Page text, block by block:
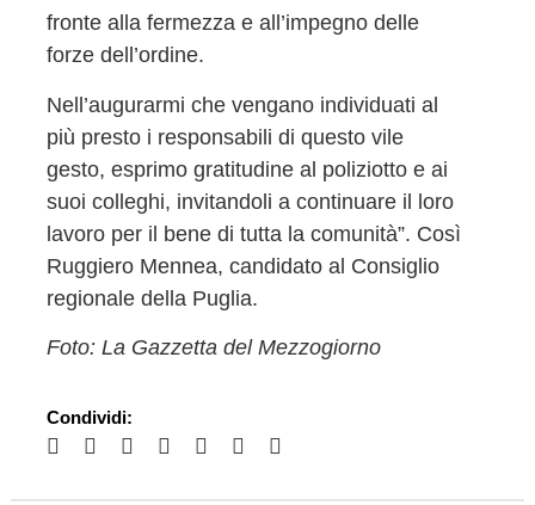
fronte alla fermezza e all’impegno delle
forze dell’ordine.
Nell’augurarmi che vengano individuati al
più presto i responsabili di questo vile
gesto, esprimo gratitudine al poliziotto e ai
suoi colleghi, invitandoli a continuare il loro
lavoro per il bene di tutta la comunità”. Così
Ruggiero Mennea, candidato al Consiglio
regionale della Puglia.
Foto: La Gazzetta del Mezzogiorno
Condividi: